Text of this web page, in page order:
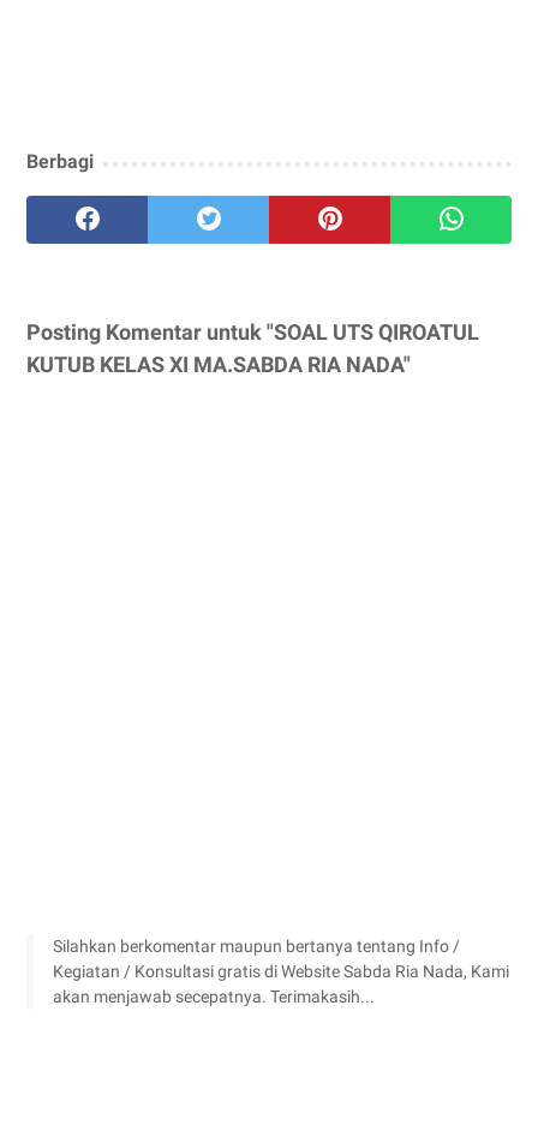
Berbagi
Posting Komentar untuk "SOAL UTS QIROATUL
KUTUB KELAS XI MA.SABDA RIA NADA"
Silahkan berkomentar maupun bertanya tentang Info /
Kegiatan / Konsultasi gratis di Website Sabda Ria Nada, Kami
akan menjawab secepatnya. Terimakasih...